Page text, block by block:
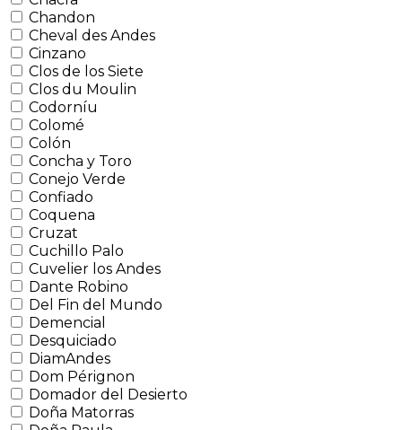
Chandon
Cheval des Andes
Cinzano
Clos de los Siete
Clos du Moulin
Codorníu
Colomé
Colón
Concha y Toro
Conejo Verde
Confiado
Coquena
Cruzat
Cuchillo Palo
Cuvelier los Andes
Dante Robino
Del Fin del Mundo
Demencial
Desquiciado
DiamAndes
Dom Pérignon
Domador del Desierto
Doña Matorras